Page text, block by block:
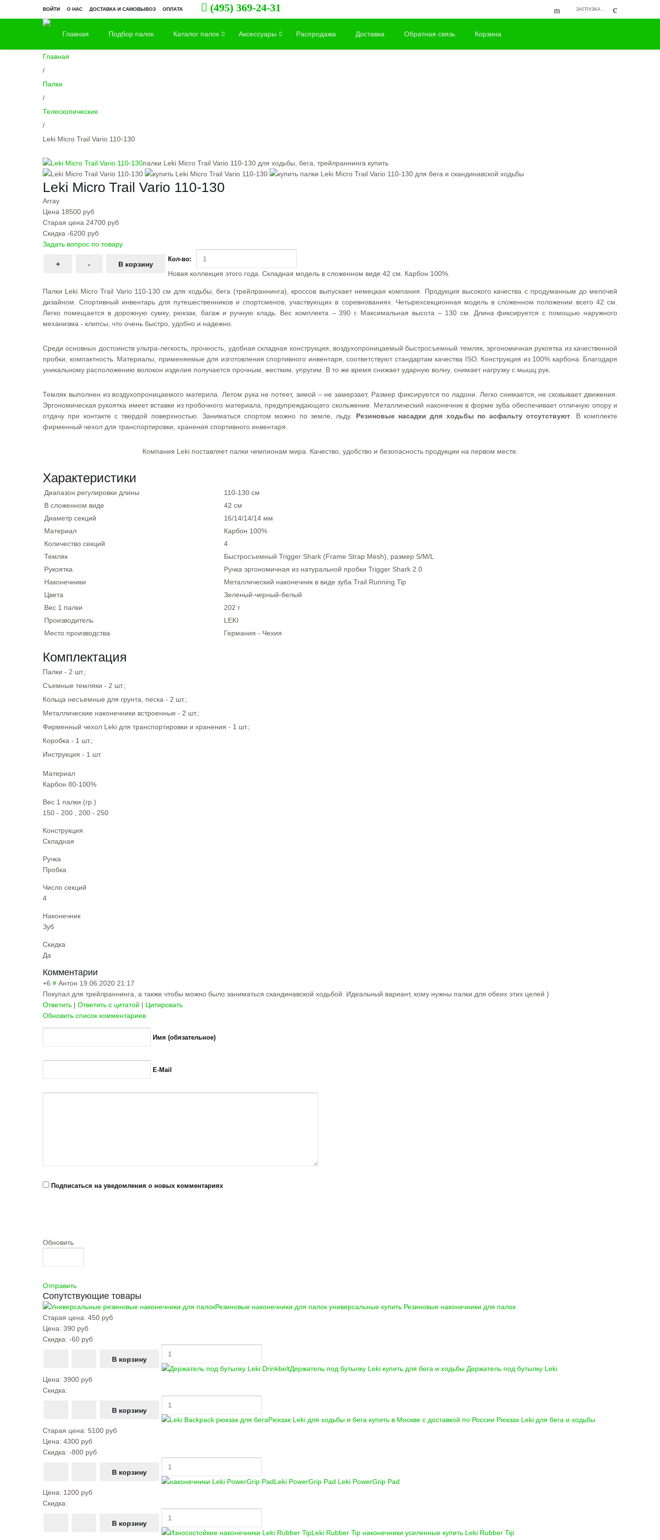
ВОЙТИ О НАС ДОСТАВКА И САМОВЫВОЗ ОПЛАТА (495) 369-24-31 ЗАГРУЗКА...
Главная Подбор палок Каталог палок Аксессуары Распродажа Доставка Обратная связь Корзина
Главная
/
Палки
/
Телескопические
/
Leki Micro Trail Vario 110-130
палки Leki Micro Trail Vario 110-130 для ходьбы, бега, трейлраннинга купить
Leki Micro Trail Vario 110-130
Array
Цена 18500 руб
Старая цена 24700 руб
Скидка -6200 руб
Задать вопрос по товару
Кол-во:
Новая коллекция этого года. Складная модель в сложенном виде 42 см. Карбон 100%.
Палки Leki Micro Trail Vario 110-130 см для ходьбы, бега (трейлраннинга), кроссов выпускает немецкая компания. Продукция высокого качества с продуманным до мелочей
дизайном. Спортивный инвентарь для путешественников и спортсменов, участвующих в соревнованиях. Четырехсекционная модель в сложенном положении всего 42 см.
Легко помещается в дорожную сумку, рюкзак, багаж и ручную кладь. Вес комплекта – 390 г. Максимальная высота – 130 см. Длина фиксируется с помощью наружного
механизма - клипсы, что очень быстро, удобно и надежно.
Среди основных достоинств ультра-легкость, прочность, удобная складная конструкция, воздухопроницаемый быстросъемный темляк, эргономичная рукоятка из качественной
пробки, компактность. Материалы, применяемые для изготовления спортивного инвентаря, соответствуют стандартам качества ISO. Конструкция из 100% карбона. Благодаря
уникальному расположению волокон изделия получается прочным, жестким, упругим. В то же время снижает ударную волну, снимает нагрузку с мышц рук.
Темляк выполнен из воздухопроницаемого материла. Летом рука не потеет, зимой – не замерзает. Размер фиксируется по ладони. Легко снимается, не сковывает движения.
Эргономическая рукоятка имеет вставки из пробочного материала, предупреждающего скольжение. Металлический наконечник в форме зуба обеспечивает отличную опору и
отдачу при контакте с твердой поверхностью. Заниматься спортом можно по земле, льду. Резиновые насадки для ходьбы по асфальту отсутствуют . В комплекте
фирменный чехол для транспортировки, хранения спортивного инвентаря.
Компания Leki поставляет палки чемпионам мира. Качество, удобство и безопасность продукции на первом месте.
Характеристики
Диапазон регулировки длины
110-130 см
В сложенном виде
42 см
Диаметр секций
16/14/14/14 мм
Материал
Карбон 100%
Количество секций
4
Темляк
Быстросъемный Trigger Shark (Frame Strap Mesh), размер S/M/L
Рукоятка
Ручка эргономичная из натуральной пробки Trigger Shark 2.0
Наконечники
Металлический наконечник в виде зуба Trail Running Tip
Цвета
Зеленый-черный-белый
Вес 1 палки
202 г
Производитель
LEKI
Место производства
Германия - Чехия
Комплектация
Палки - 2 шт.;
Съемные темляки - 2 шт.;
Кольца несъемные для грунта, песка - 2 шт.;
Металлические наконечники встроенные - 2 шт.;
Фирменный чехол Leki для транспортировки и хранения - 1 шт.;
Коробка - 1 шт.;
Инструкция - 1 шт.
Материал
Карбон 80-100%
Вес 1 палки (гр.)
150 - 200
200 - 250
Конструкция
Складная
Ручка
Пробка
Число секций
4
Наконечник
Зуб
Скидка
Да
Комментарии
+6 # Антон 19.06.2020 21:17
Покупал для трейлраннинга, а также чтобы можно было заниматься скандинавской ходьбой. Идеальный вариант, кому нужны палки для обеих этих целей )
Ответить | Ответить с цитатой | Цитировать
Обновить список комментариев
Имя (обязательное)
E-Mail
Подписаться на уведомления о новых комментариях
Обновить
Отправить
Сопутствующие товары
Резиновые наконечники для палок универсальные купить Резиновые наконечники для палок
Старая цена: 450 руб
Цена: 390 руб
Скидка: -60 руб
Держатель под бутылку Leki купить для бега и ходьбы Держатель под бутылку Leki
Цена: 3900 руб
Скидка:
Рюкзак Leki для ходьбы и бега купить в Москве с доставкой по России Рюкзак Leki для бега и ходьбы
Старая цена: 5100 руб
Цена: 4300 руб
Скидка: -800 руб
Leki PowerGrip Pad Leki PowerGrip Pad
Цена: 1200 руб
Скидка:
Leki Rubber Tip наконечники усиленные купить Leki Rubber Tip